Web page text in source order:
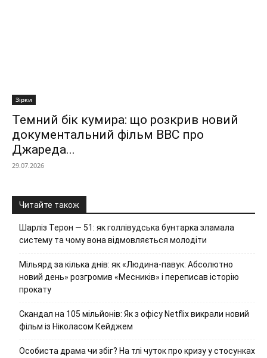
Зірки
Темний бік кумира: що розкрив новий
документальний фільм ВВС про
Джареда...
29.07.2026
Читайте також
Шарліз Терон — 51: як голлівудська бунтарка зламала
систему та чому вона відмовляється молодіти
Мільярд за кілька днів: як «Людина-павук: Абсолютно
новий день» розгромив «Месників» і переписав історію
прокату
Скандал на 105 мільйонів: Як з офісу Netflix викрали новий
фільм із Ніколасом Кейджем
Особиста драма чи збіг? На тлі чуток про кризу у стосунках